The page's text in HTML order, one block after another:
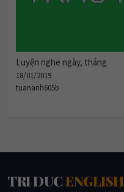
Luyện nghe ngày, tháng
18/01/2019
tuananh605b
TRI DUCENGLISH